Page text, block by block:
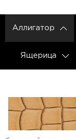
Аллигатор
Ящерица